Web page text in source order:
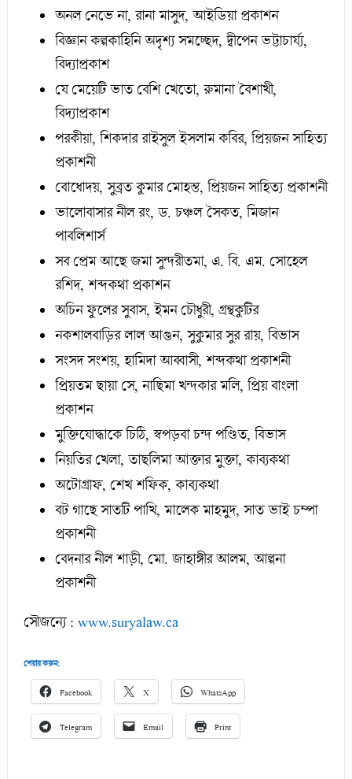
অনল নেভে না, রানা মাসুদ, আইডিয়া প্রকাশন
বিজ্ঞান কল্পকাহিনি অদৃশ্য সমচ্ছেদ, দ্বীপেন ভট্টাচার্য্য,
বিদ্যাপ্রকাশ
যে মেয়েটি ভাত বেশি খেতো, রুমানা বৈশাখী,
বিদ্যাপ্রকাশ
পরকীয়া, শিকদার রাইসুল ইসলাম কবির, প্রিয়জন সাহিত্য
প্রকাশনী
বোধোদয়, সুব্রত কুমার মোহন্ত, প্রিয়জন সাহিত্য প্রকাশনী
ভালোবাসার নীল রং, ড. চঞ্চল সৈকত, মিজান
পাবলিশার্স
সব প্রেম আছে জমা সুন্দরীতমা, এ. বি. এম. সোহেল
রশিদ, শব্দকথা প্রকাশন
অচিন ফুলের সুবাস, ইমন চৌধুরী, গ্রন্থকুটির
নকশালবাড়ির লাল আগুন, সুকুমার সুর রায়, বিভাস
সংসদ সংশয়, হামিদা আব্বাসী, শব্দকথা প্রকাশনী
প্রিয়তম ছায়া সে, নাছিমা খন্দকার মলি, প্রিয় বাংলা
প্রকাশন
মুক্তিযোদ্ধাকে চিঠি, স্বপড়বা চন্দ পণ্ডিত, বিভাস
নিয়তির খেলা, তাছলিমা আক্তার মুক্তা, কাব্যকথা
অটোগ্রাফ, শেখ শফিক, কাব্যকথা
বট গাছে সাতটি পাখি, মালেক মাহমুদ, সাত ভাই চম্পা
প্রকাশনী
বেদনার নীল শাড়ী, মো. জাহাঙ্গীর আলম, আল্পনা
প্রকাশনী
সৌজন্যে : www.suryalaw.ca
শেয়ার করুন:
Facebook X WhatsApp
Telegram Email Print